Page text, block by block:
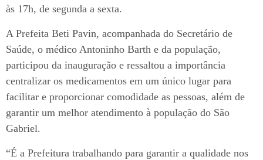
às 17h, de segunda a sexta.
A Prefeita Beti Pavin, acompanhada do Secretário de
Saúde, o médico Antoninho Barth e da população,
participou da inauguração e ressaltou a importância
centralizar os medicamentos em um único lugar para
facilitar e proporcionar comodidade as pessoas, além de
garantir um melhor atendimento à população do São
Gabriel.
“É a Prefeitura trabalhando para garantir a qualidade nos